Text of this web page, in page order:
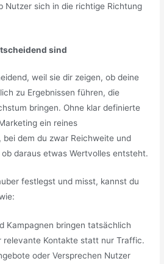
Nutzer sich in die richtige Richtung
sind
weil sie dir zeigen, ob deine
zu Ergebnissen führen, die
bringen. Ohne klar definierte
ein reines
dem du zwar Reichweite und
daraus etwas Wertvolles entsteht.
festlegst und misst, kannst du
Kampagnen bringen tatsächlich
relevante Kontakte statt nur Traffic.
oder Versprechen Nutzer